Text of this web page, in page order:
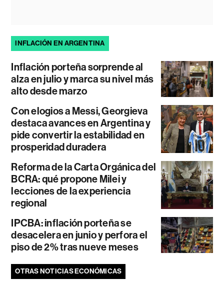
INFLACIÓN EN ARGENTINA
Inflación porteña sorprende al
alza en julio y marca su nivel más
alto desde marzo
Con elogios a Messi, Georgieva
destaca avances en Argentina y
pide convertir la estabilidad en
prosperidad duradera
Reforma de la Carta Orgánica del
BCRA: qué propone Milei y
lecciones de la experiencia
regional
IPCBA: inflación porteña se
desacelera en junio y perfora el
piso de 2% tras nueve meses
OTRAS NOTICIAS ECONÓMICAS